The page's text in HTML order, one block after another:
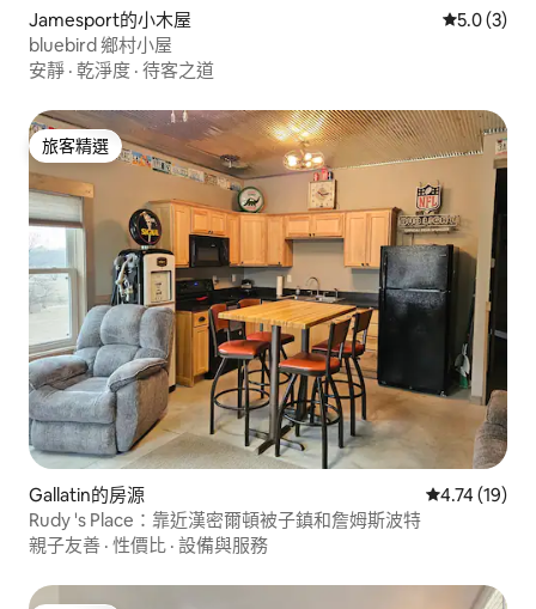
Jamesport的小木屋 從 3 則評
5.0 (3)
bluebird 鄉村小屋
安靜 · 乾淨度 · 待客之道
旅客精選
旅客精選
Gallatin的房源 從 19 則評價
4.74 (19)
Rudy 's Place：靠近漢密爾頓被子鎮和詹姆斯波特
親子友善 · 性價比 · 設備與服務